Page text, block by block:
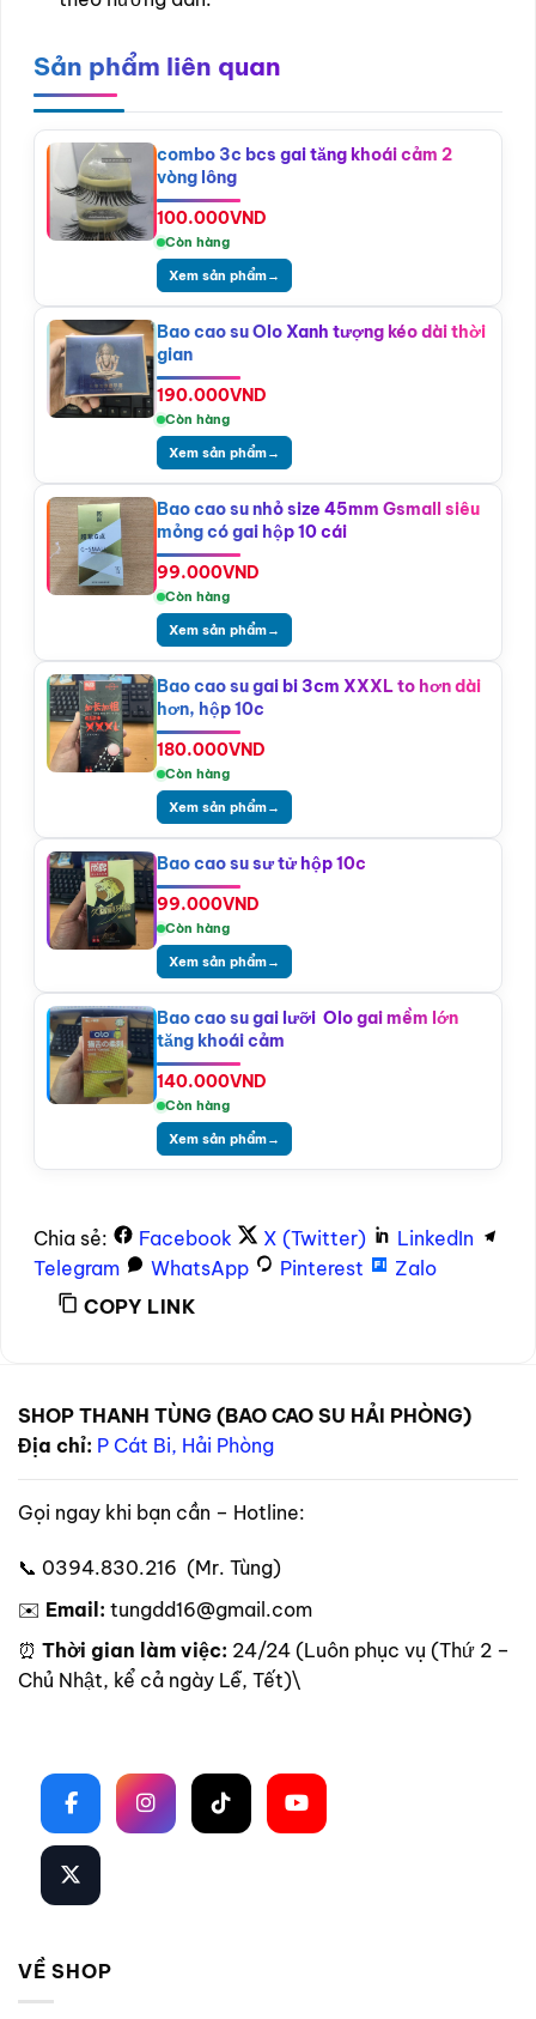
Sản phẩm liên quan
combo 3c bcs gai tăng khoái cảm 2
vòng lông
100.000VND
Còn hàng
Xem sản phẩm→
Bao cao su Olo Xanh tượng kéo dài thời
gian
190.000VND
Còn hàng
Xem sản phẩm→
Bao cao su nhỏ size 45mm Gsmall siêu
mỏng có gai hộp 10 cái
99.000VND
Còn hàng
Xem sản phẩm→
Bao cao su gai bi 3cm XXXL to hơn dài
hơn, hộp 10c
180.000VND
Còn hàng
Xem sản phẩm→
Bao cao su sư tử hộp 10c
99.000VND
Còn hàng
Xem sản phẩm→
Bao cao su gai lưỡi Olo gai mềm lớn
tăng khoái cảm
140.000VND
Còn hàng
Xem sản phẩm→
Chia sẻ: Facebook X (Twitter)
LinkedIn
Telegram
WhatsApp Pinterest
Zalo
COPY LINK
SHOP THANH TÙNG (BAO CAO SU HẢI PHÒNG)
Địa chỉ: P Cát Bi, Hải Phòng
Gọi ngay khi bạn cần – Hotline:
📞 0394.830.216 (Mr. Tùng)
✉️ Email: tungdd16@gmail.com
⏰ Thời gian làm việc: 24/24 (Luôn phục vụ (Thứ 2 –
Chủ Nhật, kể cả ngày Lễ, Tết)\
VỀ SHOP